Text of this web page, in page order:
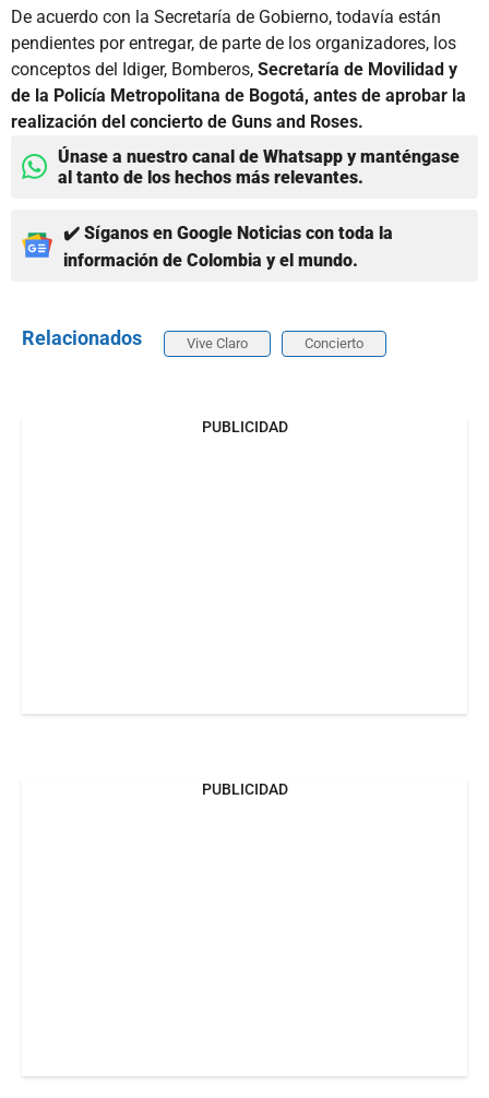
De acuerdo con la Secretaría de Gobierno, todavía están
pendientes por entregar, de parte de los organizadores, los
conceptos del Idiger, Bomberos, Secretaría de Movilidad y
de la Policía Metropolitana de Bogotá, antes de aprobar la
realización del concierto de Guns and Roses.
Únase a nuestro canal de Whatsapp y manténgase
al tanto de los hechos más relevantes.
✔️ Síganos en Google Noticias con toda la
información de Colombia y el mundo.
Relacionados Vive Claro Concierto
PUBLICIDAD
PUBLICIDAD